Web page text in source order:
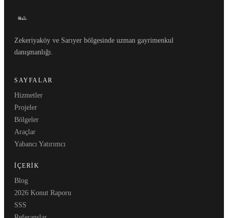
Zekeriyaköy ve Sarıyer bölgesinde uzman gayrimenkul
danışmanlığı.
SAYFALAR
Hizmetler
Projeler
Bölgeler
Araçlar
Yabancı Yatırımcı
İÇERIK
Blog
2026 Konut Raporu
SSS